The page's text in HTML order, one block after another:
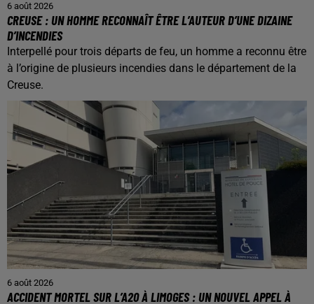
6 août 2026
CREUSE : UN HOMME RECONNAÎT ÊTRE L’AUTEUR D’UNE DIZAINE
D’INCENDIES
Interpellé pour trois départs de feu, un homme a reconnu être
à l’origine de plusieurs incendies dans le département de la
Creuse.
6 août 2026
ACCIDENT MORTEL SUR L’A20 À LIMOGES : UN NOUVEL APPEL À